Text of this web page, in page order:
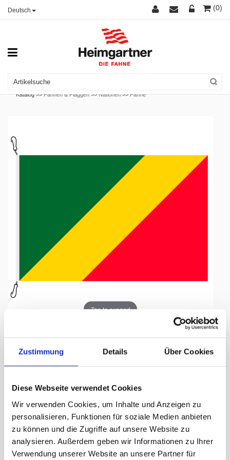
Zustimmung Details Über Cookies
Diese Webseite verwendet Cookies
Wir verwenden Cookies, um Inhalte und Anzeigen zu
personalisieren, Funktionen für soziale Medien anbieten
zu können und die Zugriffe auf unsere Website zu
analysieren. Außerdem geben wir Informationen zu Ihrer
Verwendung unserer Website an unsere Partner für
Deutsch (0)
Katalog >>Fahnen & Flaggen >>Nationen >>Fahne
Tap to expand
Republik Kongo, 100 x 150 cm
Lieferzeit Tage:ca. 5-7 Arbeitstage
97.50 CHF